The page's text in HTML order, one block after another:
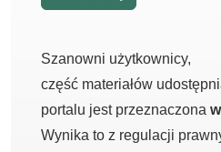
Szanowni użytkownicy,
część materiałów
portalu jest przeznaczona
Wynika to z regulacji